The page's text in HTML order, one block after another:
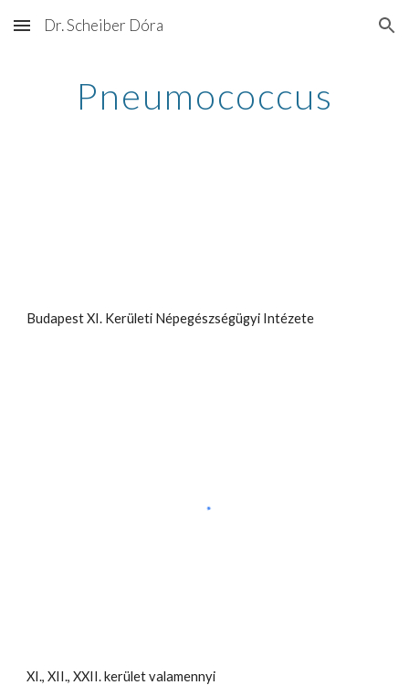
Skip to main content Skip to navigation
Dr. Scheiber Dóra
Pneumococcus
Budapest XI. Kerületi Népegészségügyi Intézete
XI., XII., XXII. kerület valamennyi